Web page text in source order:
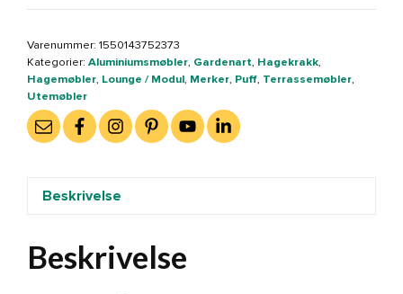
i
Hvit/kaki
(100605)
Varenummer: 1550143752373
Kategorier: Aluminiumsmøbler, Gardenart, Hagekrakk,
Hagemøbler, Lounge / Modul, Merker, Puff, Terrassemøbler,
Utemøbler
Beskrivelse
Beskrivelse